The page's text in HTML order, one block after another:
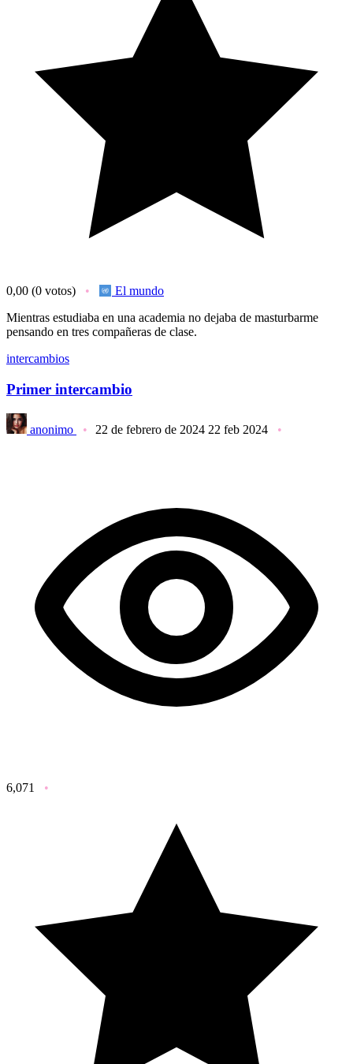
0,00 (0 votos)
El mundo
Mientras estudiaba en una academia no dejaba de masturbarme
pensando en tres compañeras de clase.
intercambios
Primer intercambio
anonimo 22 de febrero de 2024 22 feb 2024
6,071